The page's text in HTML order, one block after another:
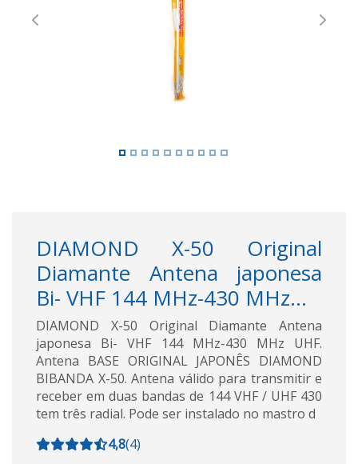
Previous Next
DIAMOND X-50 Original
Diamante Antena japonesa
Bi- VHF 144 MHz-430 MHz...
DIAMOND X-50 Original Diamante Antena
japonesa Bi- VHF 144 MHz-430 MHz UHF.
Antena BASE ORIGINAL JAPONÊS DIAMOND
BIBANDA X-50. Antena válido para transmitir e
receber em duas bandas de 144 VHF / UHF 430
tem três radial. Pode ser instalado no mastro d
4,8(4)